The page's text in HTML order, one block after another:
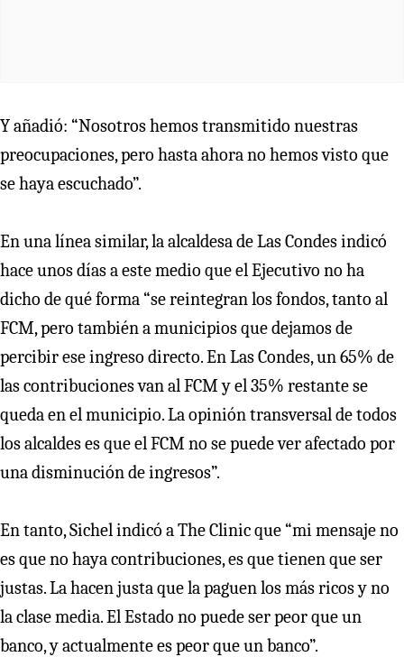
Y añadió: “Nosotros hemos transmitido nuestras
preocupaciones, pero hasta ahora no hemos visto que
se haya escuchado”.
En una línea similar, la alcaldesa de Las Condes indicó
hace unos días a este medio que el Ejecutivo no ha
dicho de qué forma “se reintegran los fondos, tanto al
FCM, pero también a municipios que dejamos de
percibir ese ingreso directo. En Las Condes, un 65% de
las contribuciones van al FCM y el 35% restante se
queda en el municipio. La opinión transversal de todos
los alcaldes es que el FCM no se puede ver afectado por
una disminución de ingresos”.
En tanto, Sichel indicó a The Clinic que “mi mensaje no
es que no haya contribuciones, es que tienen que ser
justas. La hacen justa que la paguen los más ricos y no
la clase media. El Estado no puede ser peor que un
banco, y actualmente es peor que un banco”.